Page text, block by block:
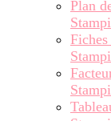
Plan